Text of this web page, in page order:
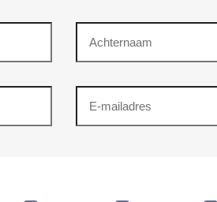
Achternaam
Emailadres
(Vereist)